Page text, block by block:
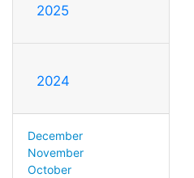
2025
2024
December
November
October